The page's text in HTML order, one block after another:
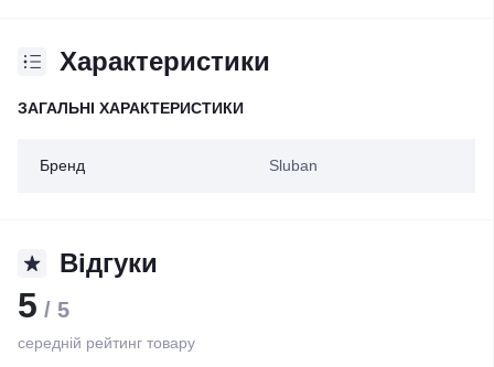
Характеристики
ЗАГАЛЬНІ ХАРАКТЕРИСТИКИ
Бренд Sluban
Відгуки
5 / 5
середній рейтинг товару